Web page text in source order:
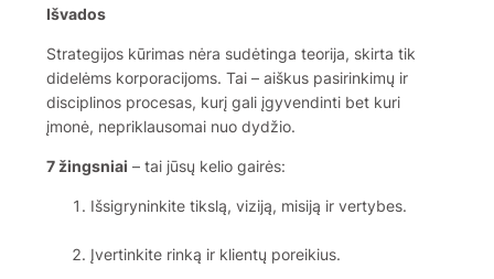
Išvados
Strategijos kūrimas nėra sudėtinga teorija, skirta tik
didelėms korporacijoms. Tai – aiškus pasirinkimų ir
disciplinos procesas, kurį gali įgyvendinti bet kuri
įmonė, nepriklausomai nuo dydžio.
7 žingsniai – tai jūsų kelio gairės:
Išsigryninkite tikslą, viziją, misiją ir vertybes.
Įvertinkite rinką ir klientų poreikius.